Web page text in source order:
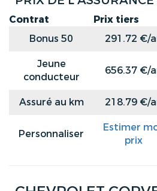
Contrat Prix tiers
Bonus 50
291.72 €/
Jeune
conducteur
656.37 €/
Assuré au km
218.79 €/
Personnaliser
Estimer
prix